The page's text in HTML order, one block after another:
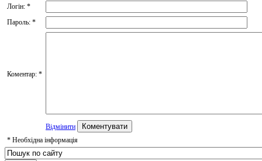
Логін: *
Пароль: *
Коментар: *
Відмінити
* Необхідна інформація